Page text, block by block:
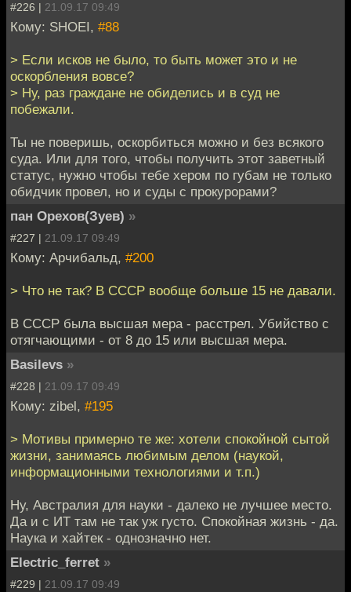
#226 | 21.09.17 09:49
Кому: SHOEI, #88
> Если исков не было, то быть может это и не
оскорбления вовсе?
> Ну, раз граждане не обиделись и в суд не
побежали.
Ты не поверишь, оскорбиться можно и без всякого
суда. Или для того, чтобы получить этот заветный
статус, нужно чтобы тебе хером по губам не только
обидчик провел, но и суды с прокурорами?
пан Орехов(Зуев) »
#227 | 21.09.17 09:49
Кому: Арчибальд, #200
> Что не так? В СССР вообще больше 15 не давали.
В СССР была высшая мера - расстрел. Убийство с
отягчающими - от 8 до 15 или высшая мера.
Basilevs »
#228 | 21.09.17 09:49
Кому: zibel, #195
> Мотивы примерно те же: хотели спокойной сытой
жизни, занимаясь любимым делом (наукой,
информационными технологиями и т.п.)
Ну, Австралия для науки - далеко не лучшее место.
Да и с ИТ там не так уж густо. Спокойная жизнь - да.
Наука и хайтек - однозначно нет.
Electric_ferret »
#229 | 21.09.17 09:49